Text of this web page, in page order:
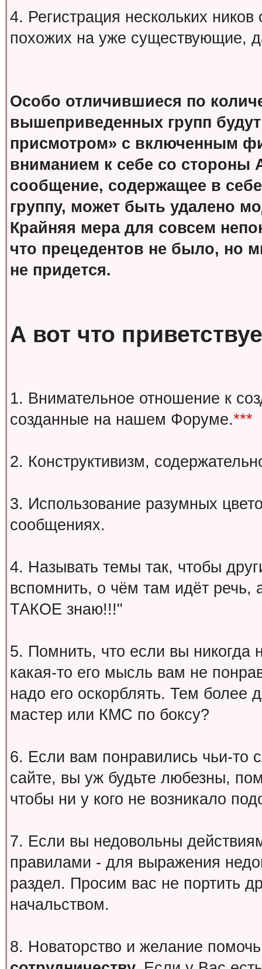
4. Регистрация нескольких
похожих на уже существующие,
Особо отличившиеся по
вышеприведенных групп
присмотром» с включенным
вниманием к себе со стороны
сообщение, содержащее в
группу, может быть удалено
Крайняя мера для совсем
что прецедентов не было, но
не придется.
А вот что
1. Внимательное отношение к
созданные на нашем Форуме.***
2. Конструктивизм,
3. Использование разумных
сообщениях.
4. Называть темы так, чтобы
вспомнить, о чём там идёт речь,
ТАКОЕ знаю!!!"
5. Помнить, что если вы никогда
какая-то его мысль вам не
надо его оскорблять. Тем более
мастер или КМС по боксу?
6. Если вам понравились чьи-то
сайте, вы уж будьте любезны,
чтобы ни у кого не возникало
7. Если вы недовольны
правилами - для выражения
раздел. Просим вас не портить
начальством.
8. Новаторство и желание